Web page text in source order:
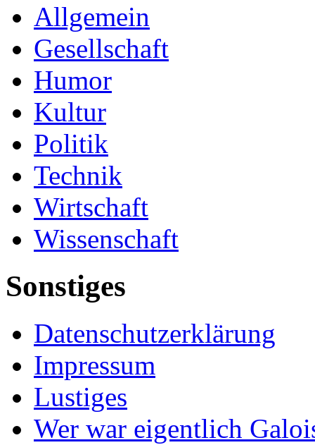
Allgemein
Gesellschaft
Humor
Kultur
Politik
Technik
Wirtschaft
Wissenschaft
Sonstiges
Datenschutzerklärung
Impressum
Lustiges
Wer war eigentlich